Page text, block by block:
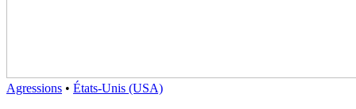
Agressions • États-Unis (USA)